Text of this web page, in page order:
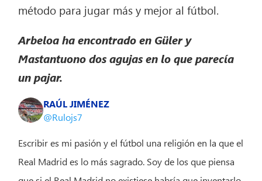
método para jugar más y mejor al fútbol.
Arbeloa ha encontrado en Güler y
Mastantuono dos agujas en lo que parecía
un pajar.
RAÚL JIMÉNEZ
@Rulojs7
Escribir es mi pasión y el fútbol una religión en la que el
Real Madrid es lo más sagrado. Soy de los que piensa